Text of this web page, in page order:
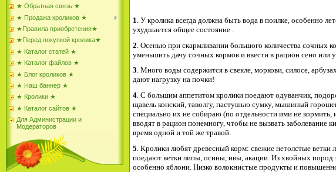
★ Обратная связь ★
★ Продажа кроликов ★
★Правила приобретения★
★Перед покупкой кролика★
★ Каталог статей ★
★ Каталог файлов ★
★ Блог кроликов ★
★ Наш баннер ★
★ Кролики ★
★ Каталог сайтов ★
Для Администрации и
Модераторов
1 . У кролика всегда должна быть вода в поилке, особенно
ухудшается общее состояние .
2 . Осенью при скармливании большого количества сочных
уменьшить дачу сочных кормов и ввести в рацион сено или
3. Много воды содержится в свекле, моркови, силосе,
дают нагрузку на почки!
4 . С большим аппетитом кролики поедают одуванчик,
щавель конский, таволгу, пастушью сумку, мышиный
специально их не собираю (по отдельности ими не
вводят в рацион понемногу, чтобы не вызвать заболевание
время одной и той же травой.
5 . Кролики любят древесный корм: свежие нетолстые
поедают ветки липы, осины, ивы, акации. Из хвойных
особенно яблони. Низко волокнистые продукты и